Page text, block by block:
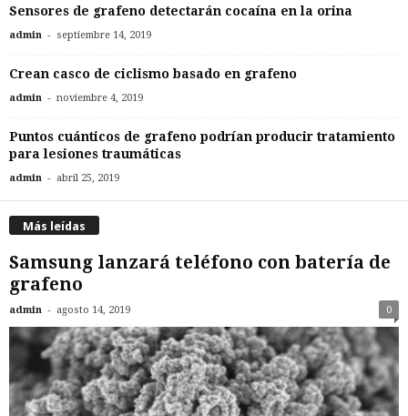
Sensores de grafeno detectarán cocaína en la orina
admin - septiembre 14, 2019
Crean casco de ciclismo basado en grafeno
admin - noviembre 4, 2019
Puntos cuánticos de grafeno podrían producir tratamiento
para lesiones traumáticas
admin - abril 25, 2019
Más leídas
Samsung lanzará teléfono con batería de
grafeno
admin - agosto 14, 2019 0